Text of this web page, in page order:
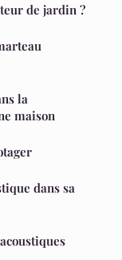
de jardin ?
la
maison
dans sa